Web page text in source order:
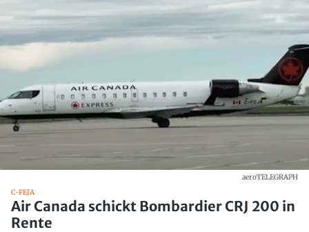
aeroTELEGRAPH
C-FEJA
Air Canada schickt Bombardier CRJ 200 in
Rente